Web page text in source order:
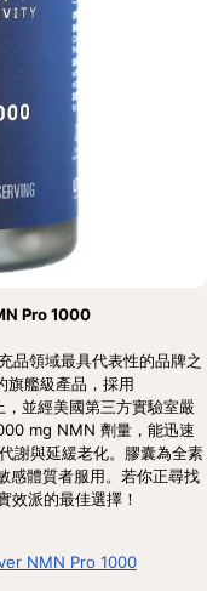
Pro 1000
領域最具代表性的品牌之
艦級產品，採用
並經美國第三方實驗室嚴
mg NMN 劑量，能迅速
謝與延緩老化。膠囊為全素
感體質者服用。若你正尋找
效派的最佳選擇！
NMN Pro 1000